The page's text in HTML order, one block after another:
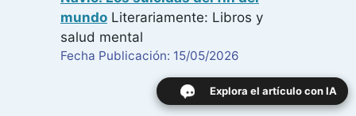
mundo Literariamente: Libros y
salud mental
Fecha Publicación: 15/05/2026
Explora el artículo con IA